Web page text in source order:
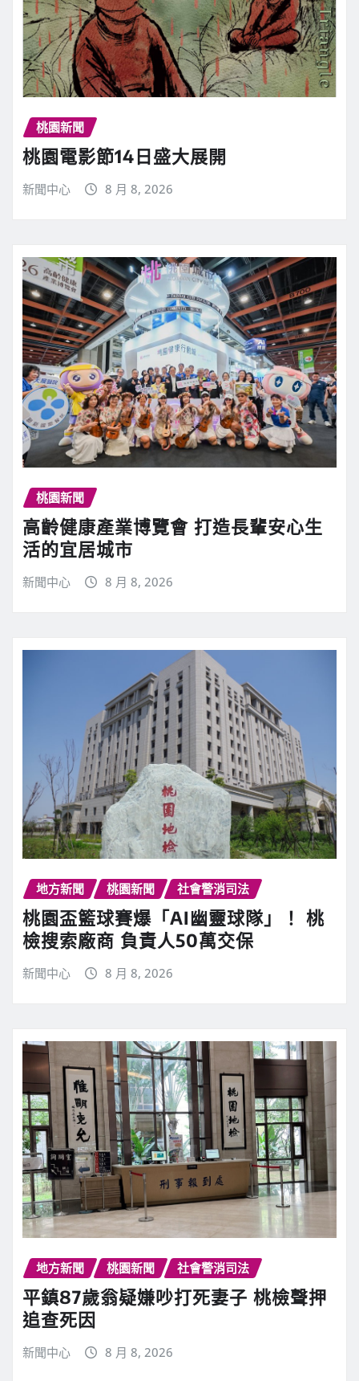
桃園新聞
桃園電影節14日盛大展開
新聞中心 8 月 8, 2026
桃園新聞
高齡健康產業博覽會 打造長輩安心生
活的宜居城市
新聞中心 8 月 8, 2026
地方新聞 桃園新聞 社會警消司法
桃園盃籃球賽爆「AI幽靈球隊」！ 桃
檢搜索廠商 負責人50萬交保
新聞中心 8 月 8, 2026
地方新聞 桃園新聞 社會警消司法
平鎮87歲翁疑嫌吵打死妻子 桃檢聲押
追查死因
新聞中心 8 月 8, 2026